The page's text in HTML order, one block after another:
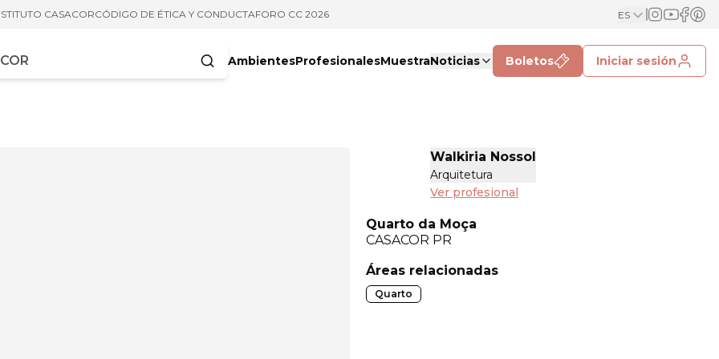
CASACORCÓDIGO DE ÉTICA Y CONDUCTAFORO CC 2026 ES
AmbientesProfesionalesMuestraNoticias Boletos Iniciar sesión
Walkiria Nossol
Arquitetura
Ver profesional
Quarto da Moça
CASACOR PR
Áreas relacionadas
Quarto